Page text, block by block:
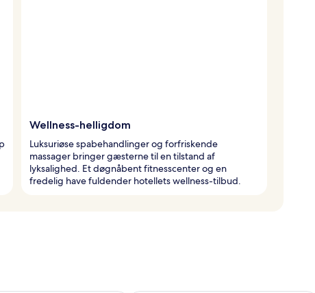
Wellness-helligdom
Luksuriøse spabehandlinger og forfriskende
massager bringer gæsterne til en tilstand af
lyksalighed. Et døgnåbent fitnesscenter og en
fredelig have fuldender hotellets wellness-tilbud.